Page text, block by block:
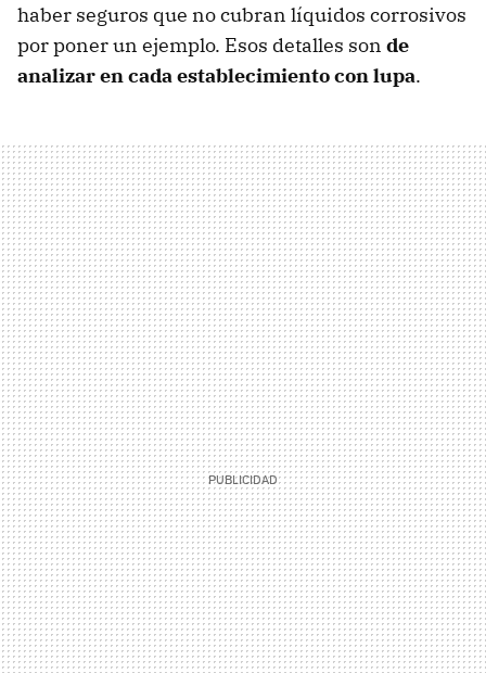
haber seguros que no cubran líquidos corrosivos
por poner un ejemplo. Esos detalles son de
analizar en cada establecimiento con lupa.